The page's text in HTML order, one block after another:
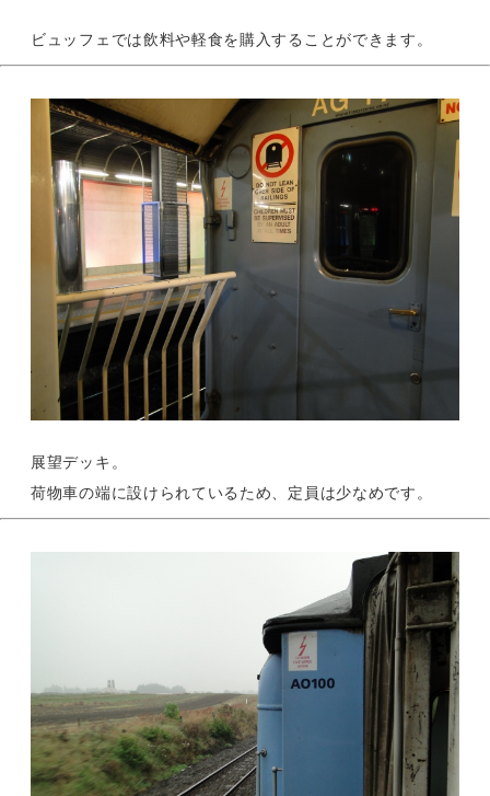
ビュッフェでは飲料や軽食を購入することができます。
展望デッキ。
荷物車の端に設けられているため、定員は少なめです。